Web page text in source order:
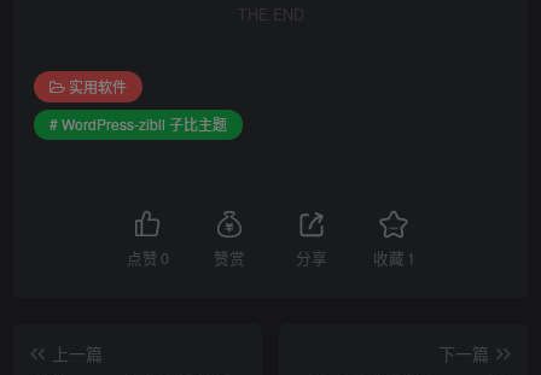
THE END
实用软件
# WordPress-zibll 子比主题
点赞 0 赞赏 分享 收藏 1
上一篇
下一篇